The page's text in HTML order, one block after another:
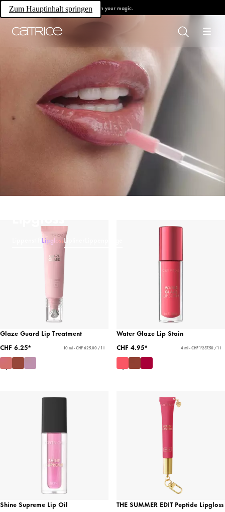
Zum Hauptinhalt springen Own your magic.
LipglossLipliner
Glaze Guard Lip Treatment
CHF 6.25*
10 ml - CHF 625.00 / 1 l
Water Glaze Lip Stain
CHF 4.95*
4 ml - CHF 1'237.50 / 1 l
Shine Supreme Lip Oil
THE SUMMER EDIT Peptide Lipgloss